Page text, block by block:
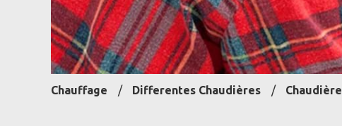
Chauffage Differentes Chaudières